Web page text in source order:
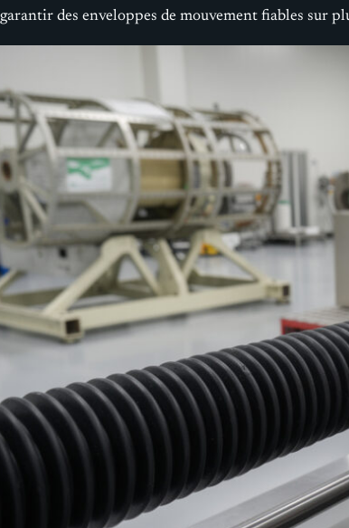
des enveloppes de mouvement fiables sur